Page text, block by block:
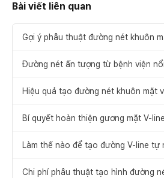
Bài viết liên quan
Gợi ý phẫu thuật đường nét khuôn
Đường nét ấn tượng từ bệnh viện
Hiệu quả tạo đường nét khuôn mặt
Bí quyết hoàn thiện gương mặt V-
Làm thế nào để tạo đường V-line tự
Chi phí phẫu thuật tạo hình đường